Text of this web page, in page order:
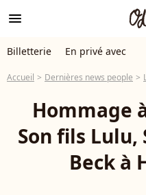
menu
Billetterie En privé avec
Accueil Dernières news people
Hommage
Son fils Lulu,
Beck à